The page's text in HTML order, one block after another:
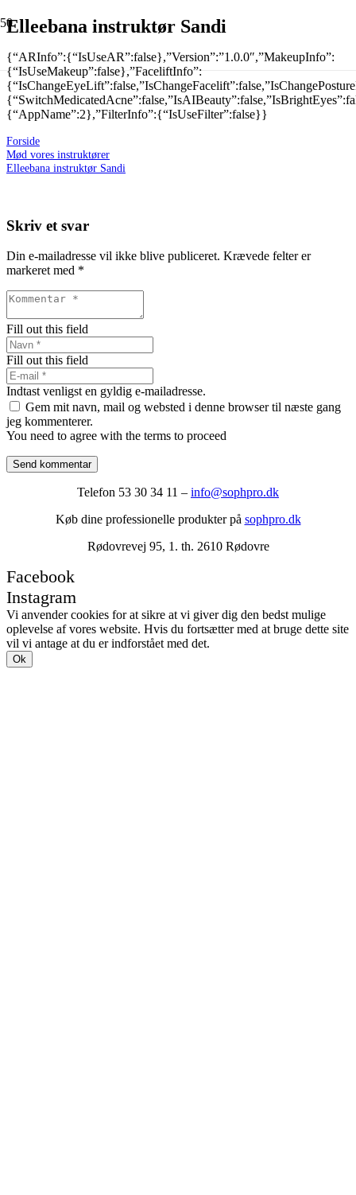
Elleebana instruktør Sandi
{“ARInfo”:{“IsUseAR”:false},”Version”:”1.0.0″,”MakeupInfo”:
{“IsUseMakeup”:false},”FaceliftInfo”:
{“AppName”:2},”FilterInfo”:{“IsUseFilter”:false}}
Forside
Mød vores instruktører
Elleebana instruktør Sandi
Skriv et svar
Din e-mailadresse vil ikke blive publiceret. Krævede felter er
markeret med *
Fill out this field
Fill out this field
Indtast venligst en gyldig e-mailadresse.
Gem mit navn, mail og websted i denne browser til næste gang
jeg kommenterer.
You need to agree with the terms to proceed
Send kommentar
Telefon 53 30 34 11 – info@sophpro.dk
Køb dine professionelle produkter på sophpro.dk
Rødovrevej 95, 1. th. 2610 Rødovre
Facebook
Instagram
Vi anvender cookies for at sikre at vi giver dig den bedst mulige
oplevelse af vores website. Hvis du fortsætter med at bruge dette site
vil vi antage at du er indforstået med det.
Ok